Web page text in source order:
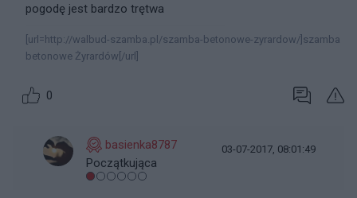
pogodę jest bardzo trętwa
[url=http://walbud-szamba.pl/szamba-betonowe-zyrardow/]szamba
betonowe Żyrardów[/url]
0
basienka8787
Początkująca
03-07-2017, 08:01:49